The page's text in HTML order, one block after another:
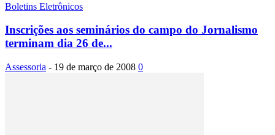
Boletins Eletrônicos
Inscrições aos seminários do campo do Jornalismo
terminam dia 26 de...
Assessoria - 19 de março de 2008 0